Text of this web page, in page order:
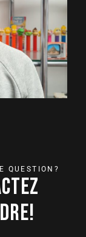
QUESTION?